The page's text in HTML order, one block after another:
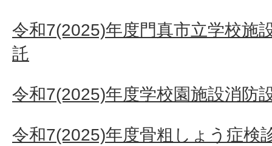
令和7(2025)年度門真市立学校施
託
令和7(2025)年度学校園施設消防
令和7(2025)年度骨粗しょう症検